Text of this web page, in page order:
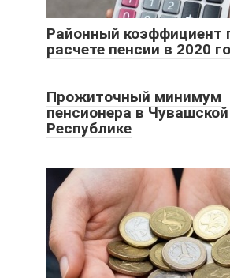
Районный коэффициент
расчете пенсии в 2020
Прожиточный минимум
пенсионера в Чувашской
Республике